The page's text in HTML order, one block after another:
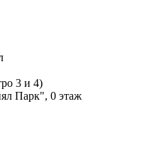
3 и 4)
Парк", 0 этаж